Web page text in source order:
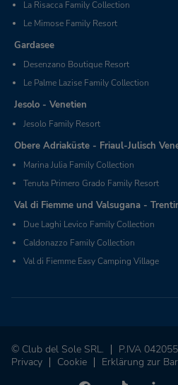
La Risacca Family Collection
Le Mimose Family Resort
Gardasee
Desenzano Boutique Resort
Le Palme Lazise Family Collection
Jesolo - Venetien
Jesolo Family Resort
Obere Adriaküste - Friaul-Julisch
Marina Julia Family Collection
Tenuta Primero Grado Family Resort
Val di Fiemme und Valsugana -
Due Laghi Levico Family Collection
Caldonazzo Family Collection
Val di Fiemme Easy Camping Village
© Club del Sole SRL.
P.IVA
Privacy
Cookie Erklärung zur